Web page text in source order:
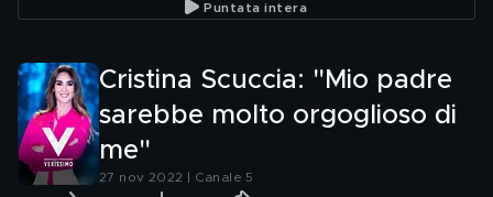
Puntata intera
Cristina Scuccia: "Mio padre
sarebbe molto orgoglioso di
me"
27 nov 2022 | Canale 5